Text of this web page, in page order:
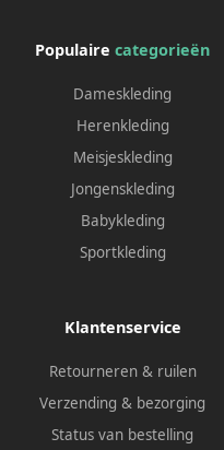
Populaire categorieën
Dameskleding
Herenkleding
Meisjeskleding
Jongenskleding
Babykleding
Sportkleding
Klantenservice
Retourneren & ruilen
Verzending & bezorging
Status van bestelling